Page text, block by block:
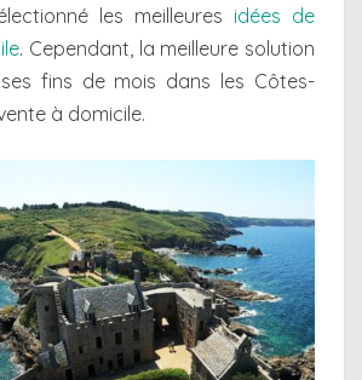
les meilleures idées de
. Cependant, la meilleure solution
fins de mois dans les Côtes-
à domicile.